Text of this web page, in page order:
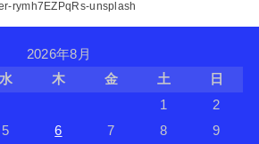
rymh7EZPqRs-unsplash
2026年8月
水 木 金 土
日
1
2
5 6 7 8
9